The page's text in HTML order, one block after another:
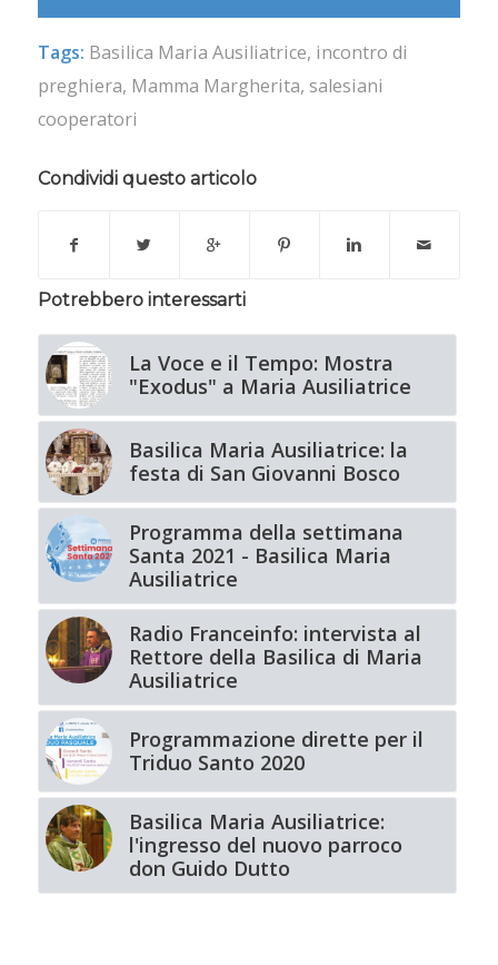
Tags: Basilica Maria Ausiliatrice, incontro di
preghiera, Mamma Margherita, salesiani
cooperatori
Condividi questo articolo
Potrebbero interessarti
La Voce e il Tempo: Mostra
"Exodus" a Maria Ausiliatrice
Basilica Maria Ausiliatrice: la
festa di San Giovanni Bosco
Programma della settimana
Santa 2021 - Basilica Maria
Ausiliatrice
Radio Franceinfo: intervista al
Rettore della Basilica di Maria
Ausiliatrice
Programmazione dirette per il
Triduo Santo 2020
Basilica Maria Ausiliatrice:
l'ingresso del nuovo parroco
don Guido Dutto